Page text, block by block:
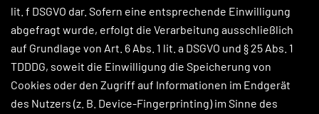
lit. f DSGVO dar. Sofern eine entsprechende Einwilligung
abgefragt wurde, erfolgt die Verarbeitung ausschließlich
auf Grundlage von Art. 6 Abs. 1 lit. a DSGVO und § 25 Abs. 1
TDDDG, soweit die Einwilligung die Speicherung von
Cookies oder den Zugriff auf Informationen im Endgerät
des Nutzers (z. B. Device-Fingerprinting) im Sinne des